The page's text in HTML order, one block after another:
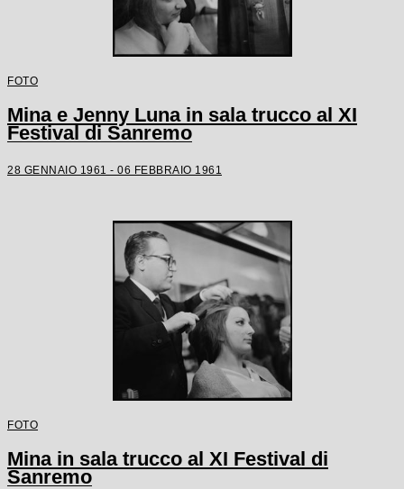
FOTO
Mina e Jenny Luna in sala trucco al XI
Festival di Sanremo
28 GENNAIO 1961 - 06 FEBBRAIO 1961
FOTO
Mina in sala trucco al XI Festival di
Sanremo